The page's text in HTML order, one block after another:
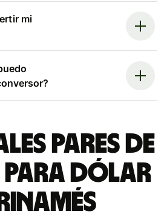
mi
pares de
para dólar